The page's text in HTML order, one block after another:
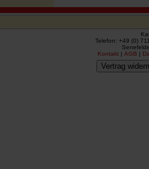
Telefon: +49 (0)
Kontakt |AGB |
Vertrag